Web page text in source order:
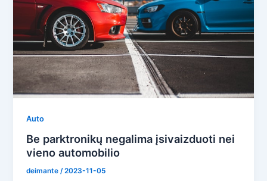
Auto
Be parktronikų negalima įsivaizduoti nei
vieno automobilio
deimante/2023-11-05